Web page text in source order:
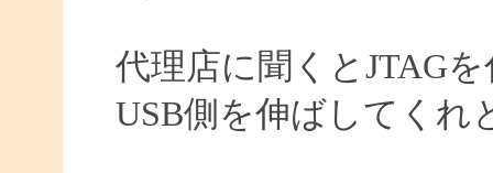
代理店に聞くとJTAG
USB側を伸ばしてくれ